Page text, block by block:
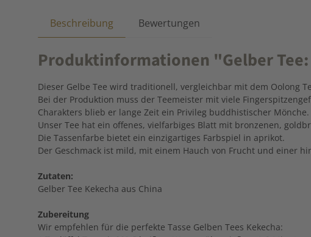
Beschreibung Bewertungen
Produktinformationen "Gelber
Dieser Gelbe Tee wird traditionell, vergleichbar mit dem Oolong
Bei der Produktion muss der Teemeister mit viele
Charakters blieb er lange Zeit ein Privileg buddhistischer Mönche.
Unser Tee hat ein offenes, vielfarbiges Blatt mit bronzenen,
Die Tassenfarbe bietet ein einzigartiges Farbspiel in aprikot.
Der Geschmack ist mild, mit einem Hauch von Frucht und einer
Zutaten:
Gelber Tee Kekecha aus China
Zubereitung
Wir empfehlen für die perfekte Tasse Gelben Tees Kekecha: